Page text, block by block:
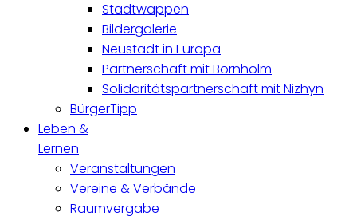
Stadtwappen
Bildergalerie
Neustadt in Europa
Partnerschaft mit Bornholm
Solidaritätspartnerschaft mit Nizhyn
BürgerTipp
Leben &
Lernen
Veranstaltungen
Vereine & Verbände
Raumvergabe